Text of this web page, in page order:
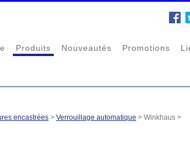
Produits Nouveautés Promotions
encastrées > Verrouillage automatique > Winkhaus >